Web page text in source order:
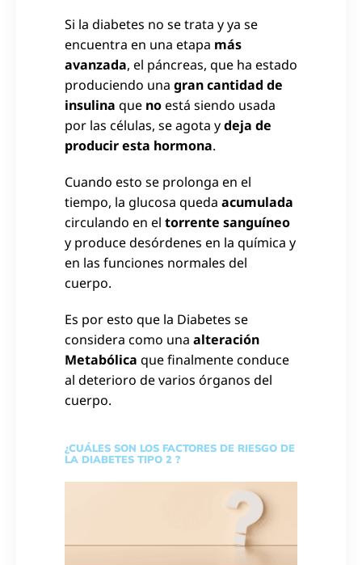
Si la diabetes no se trata y ya se
encuentra en una etapa más
avanzada, el páncreas, que ha estado
produciendo una gran cantidad de
insulina que noestá siendo usada
por las células, se agota ydeja de
producir esta hormona.
Cuando esto se prolonga en el
tiempo, la glucosa queda acumulada
circulando en el torrente sanguíneo
y produce desórdenes en la química y
en las funciones normales del
cuerpo.
Es por esto que la Diabetes se
considera como una alteración
Metabólica que finalmente conduce
al deterioro de varios órganos del
cuerpo.
¿CUÁLES SON LOS FACTORES DE RIESGO DE
LA DIABETES TIPO 2 ?